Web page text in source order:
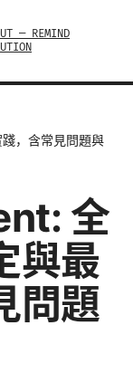
— REMIND
，含常見問題與
全
與最
問題